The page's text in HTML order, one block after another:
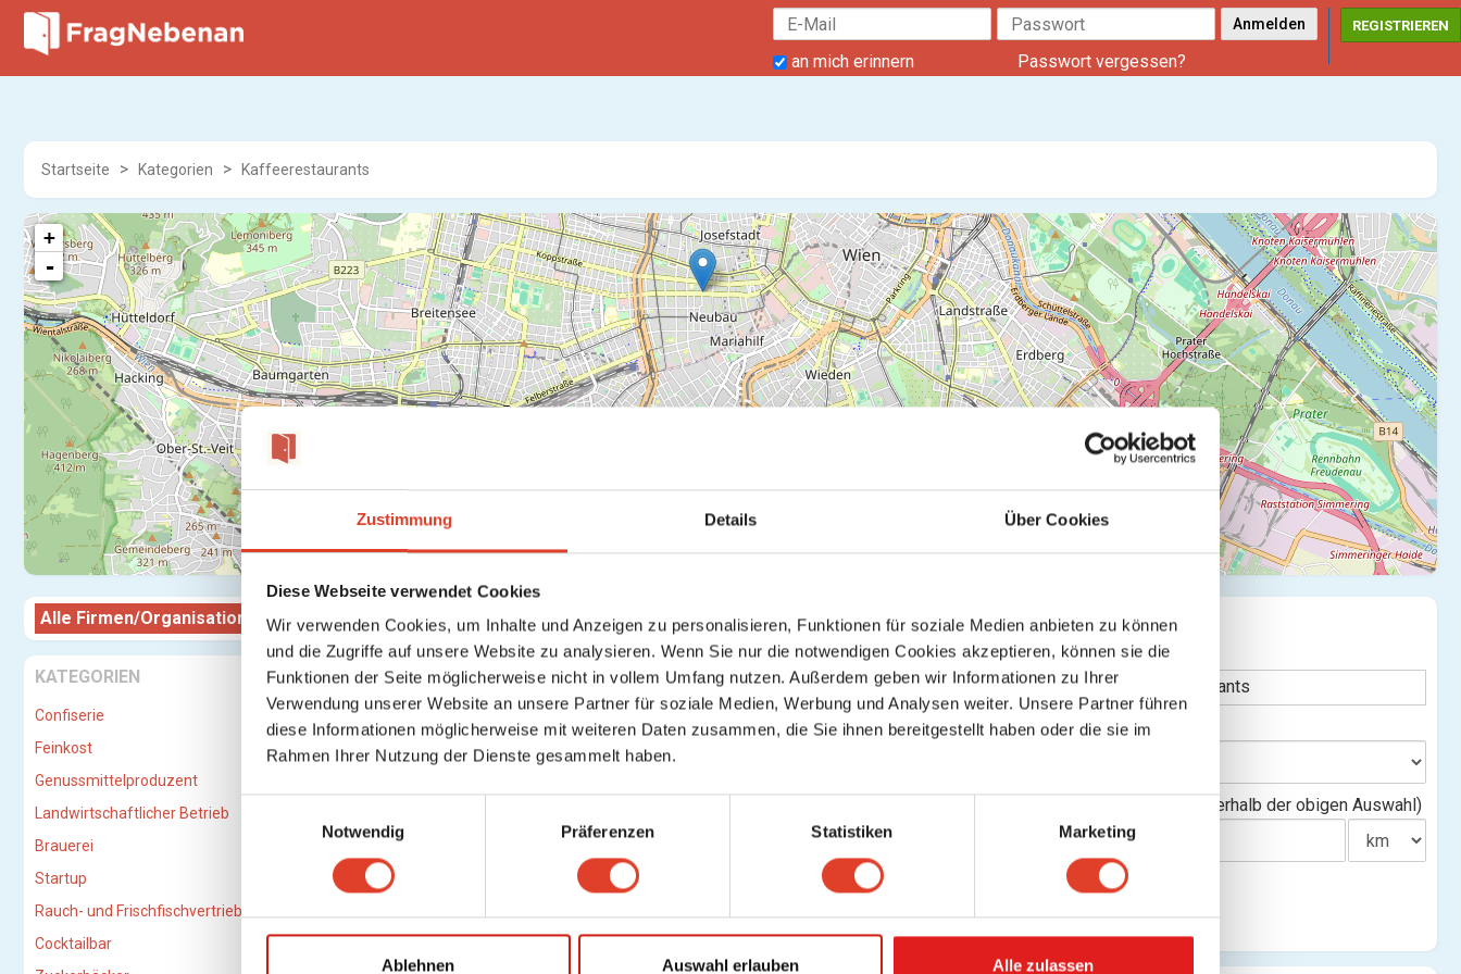
Zustimmung Details Über Cookies
Diese Webseite verwendet Cookies
Wir verwenden Cookies, um Inhalte und Anzeigen zu personalisieren, Funktionen für soziale Medien anbieten zu können
und die Zugriffe auf unsere Website zu analysieren. Wenn Sie nur die notwendigen Cookies akzeptieren, können sie die
Funktionen der Seite möglicherweise nicht in vollem Umfang nutzen. Außerdem geben wir Informationen zu Ihrer
Verwendung unserer Website an unsere Partner für soziale Medien, Werbung und Analysen weiter. Unsere Partner führen
diese Informationen möglicherweise mit weiteren Daten zusammen, die Sie ihnen bereitgestellt haben oder die sie im
Rahmen Ihrer Nutzung der Dienste gesammelt haben.
i
Notwendig Präferenzen Statistiken Marketing
Ablehnen Auswahl erlauben Alle zulassen
an mich erinnern Passwort vergessen?
REGISTRIEREN
Startseite Kategorien Kaffeerestaurants
+
-
Alle Firmen/Organisationen
KATEGORIEN
Confiserie
Feinkost
Genussmittelproduzent
Landwirtschaftlicher Betrieb
Brauerei
Startup
Rauch- und Frischfischvertriebs-GmbH
Cocktailbar
SUCHE
Stichwort
Bundesland
Entfernung(innerhalb der obigen Auswahl)
Firma/Organisation Für
kaffeerestaurants
Karte verbergen
Timeless
Kaffeerestaurants
Reinprechtsdorfer Straße 3, 1050 Wien 5., Margareten, Wien, Österreich (Karte
ansehen)
Kaffeerestaurants
Burggasse 70, 1070 Wien 7., Neubau, Wien, Österreich (Karte ansehen)
5586.77 km entfernt
0 Bewertungen